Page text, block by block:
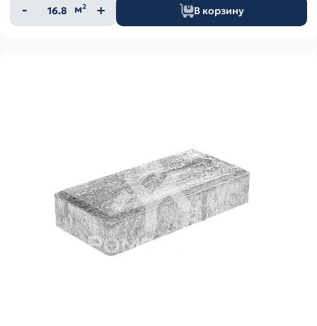
Количество
товара
м² В корзину